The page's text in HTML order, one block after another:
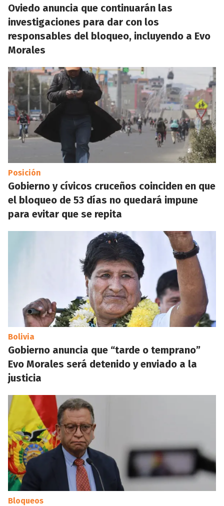
Oviedo anuncia que continuarán las
investigaciones para dar con los
responsables del bloqueo, incluyendo a Evo
Morales
Posición
Gobierno y cívicos cruceños coinciden en que
el bloqueo de 53 días no quedará impune
para evitar que se repita
Bolivia
Gobierno anuncia que “tarde o temprano”
Evo Morales será detenido y enviado a la
justicia
Bloqueos